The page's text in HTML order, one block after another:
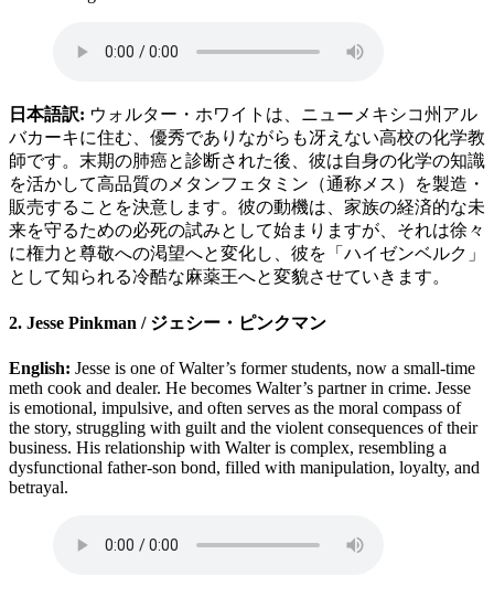
日本語訳: ウォルター・ホワイトは、ニューメキシコ州アル
バカーキに住む、優秀でありながらも冴えない高校の化学教
師です。末期の肺癌と診断された後、彼は自身の化学の知識
を活かして高品質のメタンフェタミン（通称メス）を製造・
販売することを決意します。彼の動機は、家族の経済的な未
来を守るための必死の試みとして始まりますが、それは徐々
に権力と尊敬への渇望へと変化し、彼を「ハイゼンベルク」
として知られる冷酷な麻薬王へと変貌させていきます。
2. Jesse Pinkman / ジェシー・ピンクマン
English: Jesse is one of Walter’s former students, now a small-time
meth cook and dealer. He becomes Walter’s partner in crime. Jesse
is emotional, impulsive, and often serves as the moral compass of
the story, struggling with guilt and the violent consequences of their
business. His relationship with Walter is complex, resembling a
dysfunctional father-son bond, filled with manipulation, loyalty, and
betrayal.